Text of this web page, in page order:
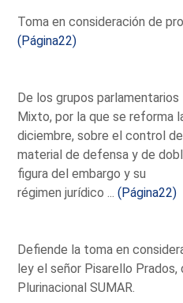
Toma en consideración de
(Página22)
De los grupos parlamentarios
Mixto, por la que se reforma
diciembre, sobre el control
material de defensa y de
figura del embargo y su
régimen jurídico ...(Página22)
Defiende la toma en
ley el señor Pisarello Prados,
Plurinacional SUMAR.